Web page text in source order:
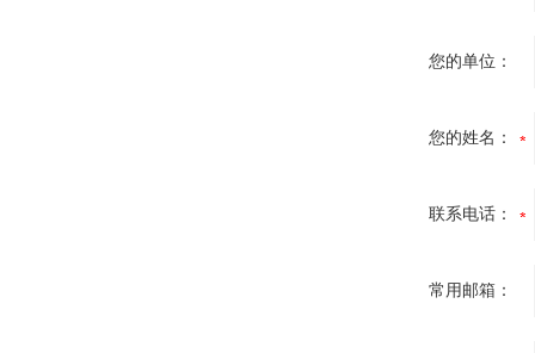
您的单位：
您的姓名：
联系电话：
常用邮箱：